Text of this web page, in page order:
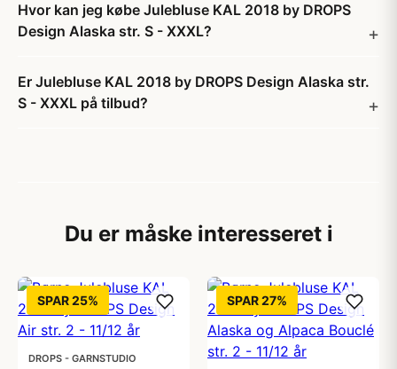
Hvor kan jeg købe Julebluse KAL 2018 by DROPS
Design Alaska str. S - XXXL?
Er Julebluse KAL 2018 by DROPS Design Alaska str.
S - XXXL på tilbud?
Du er måske interesseret i
SPAR 25%
DROPS - GARNSTUDIO
SPAR 27%